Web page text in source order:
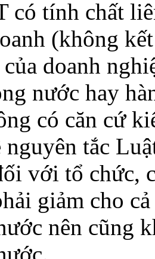
có tính chất
(không
doanh
nước hay
có căn cứ
nguyên tắc
với tổ chức,
giảm cho
nên cũng